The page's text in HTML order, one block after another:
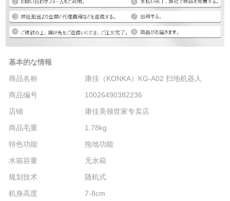
基本的な情報
商品名称
康佳（KONKA）KG-A02 扫地机器人
商品编号
10026490382236
店铺
康佳美领世家专卖店
商品毛重
1.78kg
特色功能
拖地功能
水箱容量
无水箱
规划技术
随机式
机身高度
7-8cm